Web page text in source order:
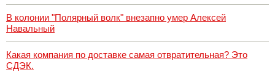
В колонии "Полярный волк" внезапно умер Алексей
Навальный
Какая компания по доставке самая отвратительная? Это
СДЭК.